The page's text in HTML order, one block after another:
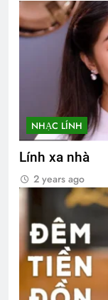
NHẠC LÍNH
Lính xa nhà
2 years ago